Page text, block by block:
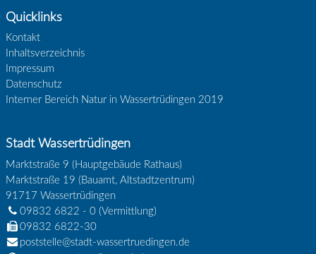
Quicklinks
Kontakt
Inhaltsverzeichnis
Impressum
Datenschutz
Interner Bereich Natur in Wassertrüdingen 2019
Stadt Wassertrüdingen
Marktstraße 9 (Hauptgebäude Rathaus)
Marktstraße 19 (Bauamt, Altstadtzentrum)
91717 Wassertrüdingen
09832 6822 - 0(Vermittlung)
09832 6822-30
poststelle@stadt-wassertruedingen.de